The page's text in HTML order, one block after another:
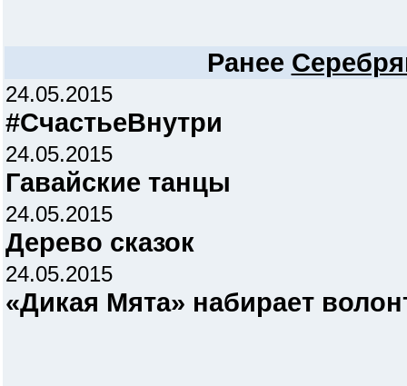
Ранее
24.05.2015
#СчастьеВнутри
24.05.2015
Гавайские танцы
24.05.2015
Дерево сказок
24.05.2015
«Дикая Мята» набирает